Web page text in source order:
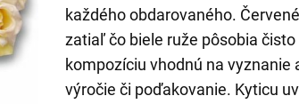
každého obdarovaného.
zatiaľ čo biele ruže pôsobia
kompozíciu vhodnú na
výročie či poďakovanie. Kyticu